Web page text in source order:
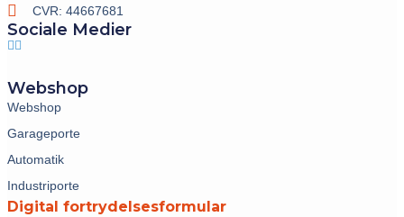
CVR: 44667681
Sociale Medier
Webshop
Webshop
Garageporte
Automatik
Industriporte
Digital fortrydelsesformular